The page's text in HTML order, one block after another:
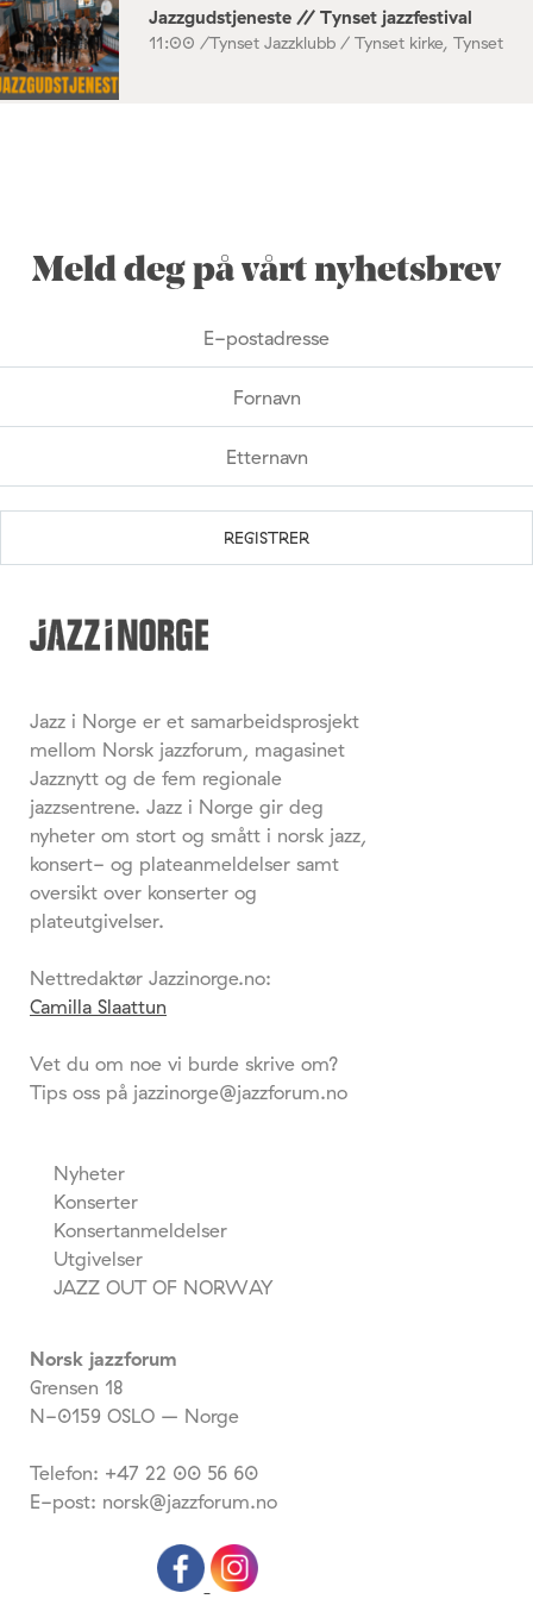
Jazzgudstjeneste // Tynset jazzfestival
11:00 /Tynset Jazzklubb / Tynset kirke, Tynset
Meld deg på vårt nyhetsbrev
Jazz i Norge er et samarbeidsprosjekt
mellom Norsk jazzforum, magasinet
Jazznytt og de fem regionale
jazzsentrene. Jazz i Norge gir deg
nyheter om stort og smått i norsk jazz,
konsert- og plateanmeldelser samt
oversikt over konserter og
plateutgivelser.
Nettredaktør Jazzinorge.no:
Camilla Slaattun
Vet du om noe vi burde skrive om?
Tips oss på jazzinorge@jazzforum.no
Nyheter
Konserter
Konsertanmeldelser
Utgivelser
JAZZ OUT OF NORWAY
Norsk jazzforum
Grensen 18
N-0159 OSLO – Norge
Telefon: +47 22 00 56 60
E-post: norsk@jazzforum.no